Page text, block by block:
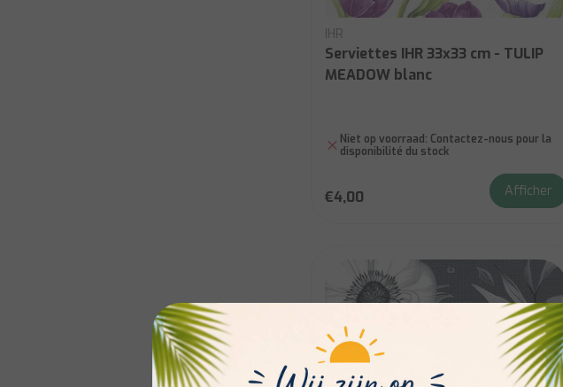
IHR
Serviettes IHR 33x33 cm - TULIP
MEADOW blanc
Niet op voorraad: Contactez-nous pour la
disponibilité du stock
€4,00 Afficher